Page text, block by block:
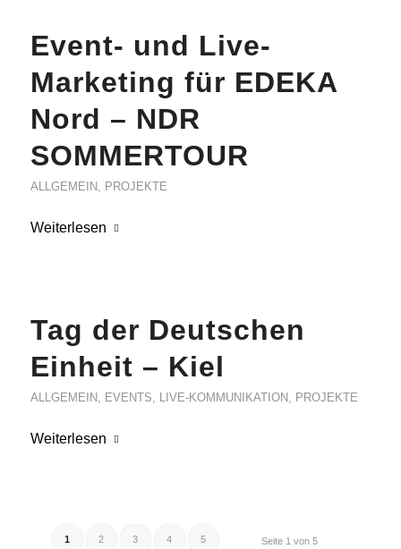
Event- und Live-
Marketing für EDEKA
Nord – NDR
SOMMERTOUR
ALLGEMEIN, PROJEKTE
Weiterlesen
Tag der Deutschen
Einheit – Kiel
ALLGEMEIN, EVENTS, LIVE-KOMMUNIKATION, PROJEKTE
Weiterlesen
Seite 1 von 5
1 2 3 4 5